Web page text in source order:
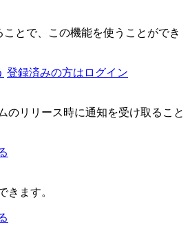
とで、この機能を使うことができ
登録済みの方はログイン
のリリース時に通知を受け取ること
きます。